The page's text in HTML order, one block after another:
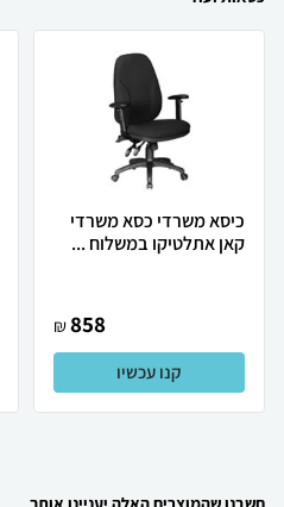
כיסא משרדי כסא משרדי
קאן אתלטיקו במשלוח ...
858
₪
קנו עכשיו